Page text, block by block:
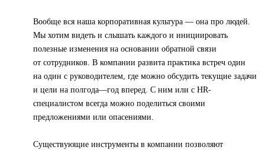
Вообще вся наша корпоративная культура — она про людей.
Мы хотим видеть и слышать каждого и инициировать
полезные изменения на основании обратной связи
от сотрудников. В компании развита практика встреч один
на один с руководителем, где можно обсудить текущие задачи
и цели на полгода—год вперед. С ним или с HR-
специалистом всегда можно поделиться своими
предложениями или опасениями.
Существующие инструменты в компании позволяют